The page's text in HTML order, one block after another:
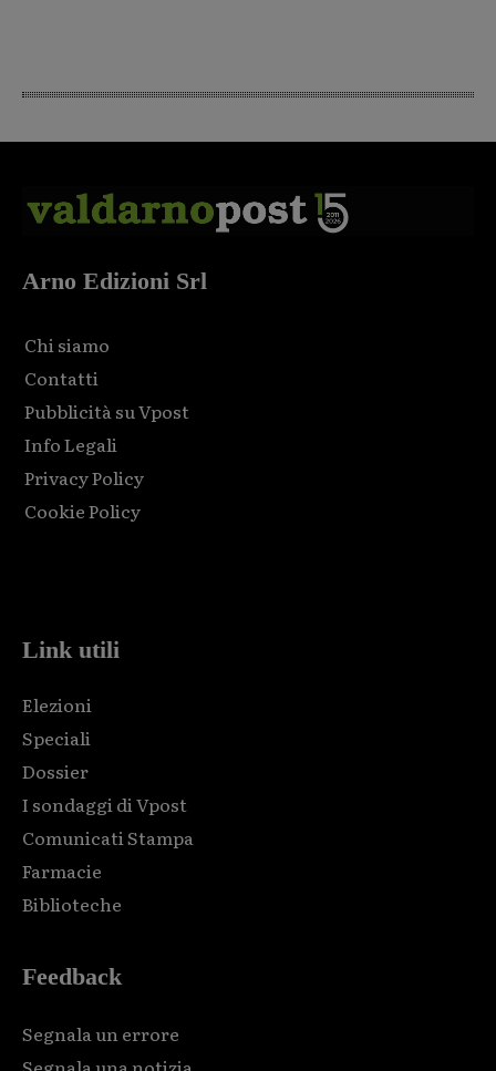
Arno Edizioni Srl
Chi siamo
Contatti
Pubblicità su Vpost
Info Legali
Privacy Policy
Cookie Policy
Link utili
Elezioni
Speciali
Dossier
I sondaggi di Vpost
Comunicati Stampa
Farmacie
Biblioteche
Feedback
Segnala un errore